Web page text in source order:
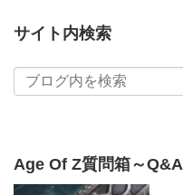
サイト内検索
Age Of Z質問箱～